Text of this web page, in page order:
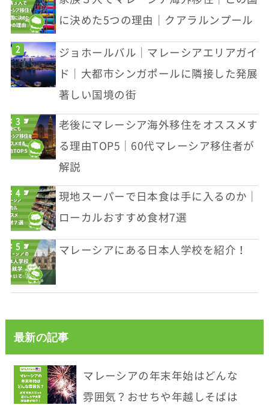
に決めた5つの理由｜クアラルンプール
ジョホールバル｜マレーシアエリアガイ
ド｜大都市シンガポールに隣接した発展
著しい国境の街
老後にマレーシア海外移住をオススメす
る理由TOP5｜60代マレーシア移住者が
解説
現地スーパーで日本食は手に入るのか｜
ローカルおすすめ食材7選
マレーシアにある日本人学校を紹介！
最新の記事
マレーシアの年末年始はどんな
雰囲気？おせちや年越しそばは